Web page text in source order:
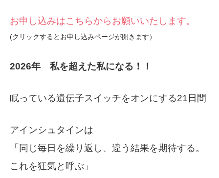
お申し込みはこちらからお願いいたします。
(クリックするとお申し込みページが開きます）
2026年 私を超えた私になる！！
眠っている遺伝子スイッチをオンにする21日間
アインシュタインは
「同じ毎日を繰り返し、違う結果を期待する。
これを狂気と呼ぶ」